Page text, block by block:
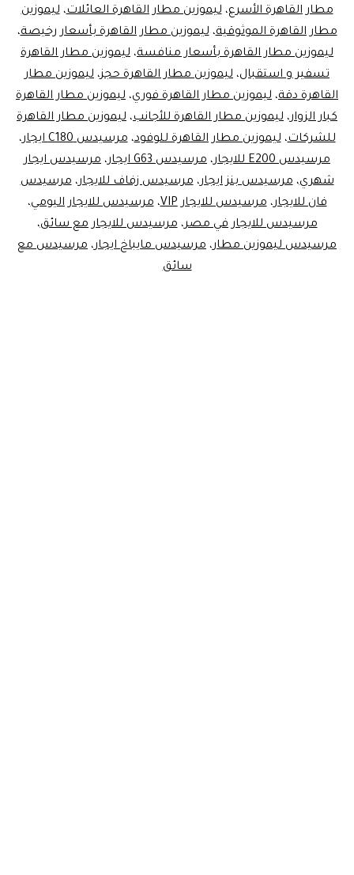
مطار القاهرة الأسرع،ليموزين مطار القاهرة العائلات،ليموزين
مطار القاهرة الموثوقية،ليموزين مطار القاهرة بأسعار رخيصة،
ليموزين مطار القاهرة بأسعار منافسة، ليموزين مطار القاهرة
تسفير و استقبال، ليموزين مطار القاهرة حجز، ليموزين مطار
القاهرة دقة، ليموزين مطار القاهرة فوري، ليموزين مطار القاهرة
كبار الزوار، ليموزين مطار القاهرة للأجانب، ليموزين مطار القاهرة
للشركات،ليموزين مطار القاهرة للوفود،مرسيدس C180 ايجار
،
مرسيدس E200 للايجار
، مرسيدس G63 ايجار ، مرسيدس ايجار
شهري،مرسيدس بنز ايجار،مرسيدس زفاف للايجار،مرسيدس
فان للايجار،مرسيدس للايجار VIP ،مرسيدس للايجار اليومي،
مرسيدس للايجار في مصر،مرسيدس للايجار مع سائق،
مرسيدس ليموزين مطار، مرسيدس مايباخ ايجار، مرسيدس مع
سائق